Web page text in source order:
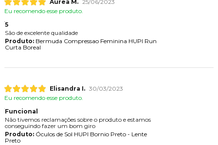
Aurea M. 25/06/2023
Eu recomendo esse produto.
5
São de excelente qualidade
Produto:Bermuda Compressao Feminina HUPI Run
Curta Boreal
Elisandra I. 30/03/2023
Eu recomendo esse produto.
Funcional
Não tivemos reclamações sobre o produto e estamos
conseguindo fazer um bom giro
Produto:Óculos de Sol HUPI Bornio Preto - Lente
Preto